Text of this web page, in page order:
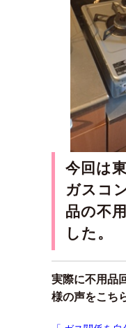
今回は
ガスコ
品の不
した。
実際に不用品
様の声をこち